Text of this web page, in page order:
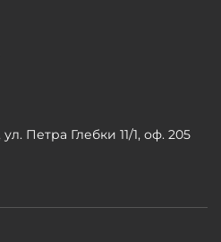
Петра Глебки 11/1, оф. 205